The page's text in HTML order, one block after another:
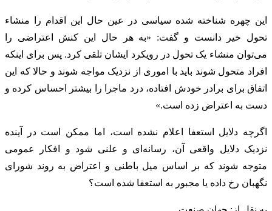
این چهره شناخته شده سیاسی در عین حال این اقدام را منشاء
تحول خیر دانست و گفت: «به هر حال این کنش اعتراضی را
می‌توان منشاء یک تحول در رویکرد ایشان تلقی کرد. پس برای اینکه
افراد متحول شوند باید با اموری از نزدیک مواجه شوند و حالا که این
اتفاق برای برادر خودش افتاده، درد ماجرا را بیشتر احساس کرده و
دست به اعتراض زده است.»
اگرچه دلایل استعفا اعلام نشده است، اما ممکن است در آینده
نزدیک دلایل واقعی آن، رسانه‌ای و علنی شود و افکار عمومی
متوجه شوند که بر اساس میل باطنی و اعتراض به روند شورای
نگهبان رخ داده یا مجبور به استعفا شده است؟